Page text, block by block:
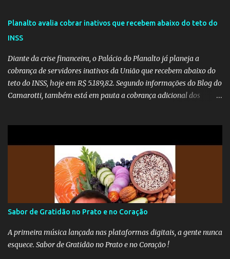
Planalto avalia cobrar inativos que recebem abaixo do teto do
INSS
Diante da crise financeira, o Palácio do Planalto já planeja a
cobrança de servidores inativos da União que recebem abaixo do
teto do INSS, hoje em R$ 5.189,82. Segundo informações do Blog do
Camarotti, também está em pauta a cobrança adicional dos
a publicação, a reforma da Previdência Social também está sendo
analisada pelos governadores, que querem subir a taxa de
recolhimento. Nesse caso, seriam atingidos os inativos da União e
dos estados. Atualmente, o teto do INSS é de R$ 5.189,82
Sabor de Gratidão no Prato e no Coração
A primeira música lançada nas plataformas digitais, a gente nunca
esquece. Sabor de Gratidão no Prato e no Coração !